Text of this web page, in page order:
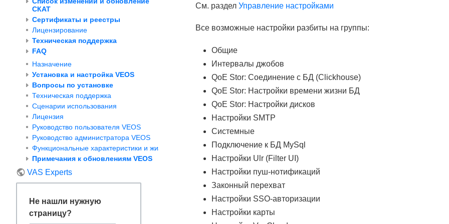
СКАТ
Сертификаты и реестры
Лицензирование
Техническая поддержка
FAQ
Назначение
Установка и настройка VEOS
Вопросы по установке
Техническая поддержка
Сценарии использования
Лицензия
Руководство пользователя VEOS
Руководство администратора VEOS
Функциональные характеристики и жизненный цикл VEOS
Примечания к обновлениям VEOS
VAS Experts
Не нашли нужную
страницу?
См. раздел Управление настройками
Все возможные настройки разбиты на группы:
Общие
Интервалы джобов
QoE Stor: Соединение с БД (Clickhouse)
QoE Stor: Настройки времени жизни БД
QoE Stor: Настройки дисков
Настройки SMTP
Системные
Подключение к БД MySql
Настройки Ulr (Filter UI)
Настройки пуш-нотификаций
Законный перехват
Настройки SSO-авторизации
Настройки карты